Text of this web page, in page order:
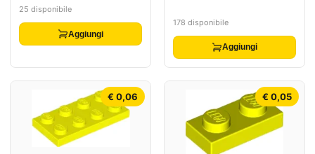
25 disponibile
Aggiungi
178 disponibile
Aggiungi
€ 0,06 € 0,05